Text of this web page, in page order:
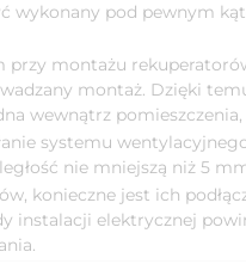
wykonany pod pewnym
montażu
montaż. Dzięki
wewnątrz
systemu
nie mniejszą niż 5
konieczne jest ich
instalacji elektrycznej